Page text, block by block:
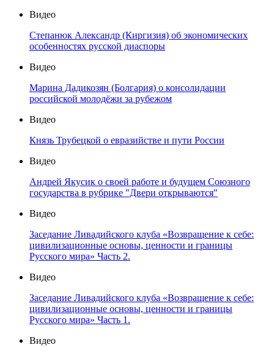
Видео
Степанюк Александр (Киргизия) об экономических
особенностях русской диаспоры
Видео
Марина Дадикозян (Болгария) о консолидации
российской молодёжи за рубежом
Видео
Князь Трубецкой о евразийстве и пути России
Видео
Андрей Якусик о своей работе и будущем Союзного
государства в рубрике "Двери открываются"
Видео
Заседание Ливадийского клуба «Возвращение к себе:
цивилизационные основы, ценности и границы
Русского мира» Часть 2.
Видео
Заседание Ливадийского клуба «Возвращение к себе:
цивилизационные основы, ценности и границы
Русского мира» Часть 1.
Видео